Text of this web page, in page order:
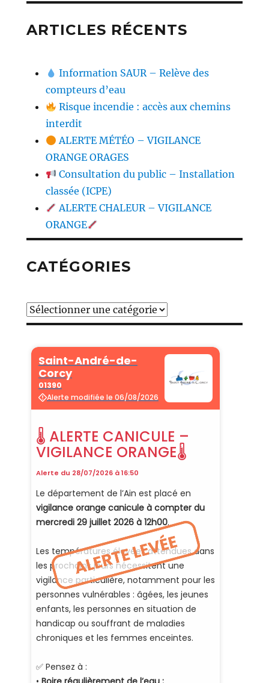
ARTICLES RÉCENTS
Information SAUR – Relève des
compteurs d’eau
Risque incendie : accès aux chemins
interdit
ALERTE MÉTÉO – VIGILANCE
ORANGE ORAGES
Consultation du public – Installation
classée (ICPE)
ALERTE CHALEUR – VIGILANCE
ORANGE
CATÉGORIES
Catégories